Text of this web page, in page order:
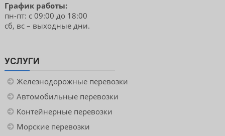
График работы:
пн-пт: с 09:00 до 18:00
сб, вс – выходные дни.
УСЛУГИ
Железнодорожные перевозки
Автомобильные перевозки
Контейнерные перевозки
Морские перевозки